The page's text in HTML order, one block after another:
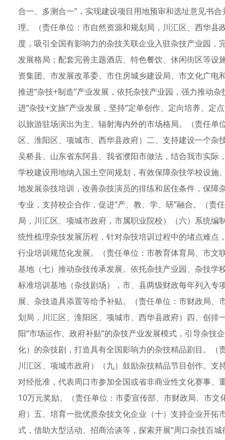
合一、多测合一”，实现建设项目用地预审和选址意见书
理。（责任单位：市自然资源和规划局，川汇区、西华
度，吸引全国有影响力的杂技关联企业入驻杂技产业园
发展格局；配套完善主题酒店、特色餐饮、休闲街区等
资集团、市发展改革委、市住房城乡建设局、市文化广电
推进“杂技+制造”产业发展，依托杂技产业园，强力推动
进“杂技+文旅”产业发展，坚持“定单创作、定向培养、定
以旅游驻场演出为主、辐射海内外的市场格局。（责任
区、淮阳区、项城市、西华县政府）二、支持建设一个
吴桥县、山东省东阿县、我省濮阳市做法，结合我市实
学校建设用地纳入国土空间规划，有效保障杂技学校设
地发展杂技培训，改善杂技演员的排练和居住条件，保
专业，支持校企合作，促进“产、教、学、研”融合。（责
局，川汇区、项城市政府，市属职业院校）（六）系统
统性梳理杂技发展历程，针对杂技培训过程中的堵点难
行业培训规范化发展。（责任单位：市教育体育局、市
基地（七）推动杂技传承发展。依托杂技产业园、杂技
标准培训基地（杂技剧场），市、县两级财政每年列入
展、杂技道具添置等给予补贴。（责任单位：市财政局
划局，川汇区、淮阳区、项城市、西华县政府）四、创
阳“市场运作、政府补贴”的杂技产业发展模式，引导杂技
化）的杂技剧，打造具有全国影响力的杂技精品剧目。
川汇区、项城市政府）（九）鼓励杂技精品节目创作。
对经批准，代表周口市参加全国或省非商业性文化赛事
10万元奖励。（责任单位：市委宣传部、市财政局、市
府）五、培育一批优质杂技文化企业（十）支持企业开拓
式，借助大型活动、招商洽谈等，探索开展“周口杂技百